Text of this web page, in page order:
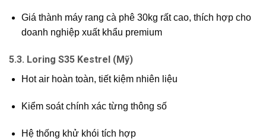
Giá thành máy rang cà phê 30kg rất cao, thích hợp cho
doanh nghiệp xuất khẩu premium
5.3. Loring S35 Kestrel (Mỹ)
Hot air hoàn toàn, tiết kiệm nhiên liệu
Kiểm soát chính xác từng thông số
Hệ thống khử khói tích hợp